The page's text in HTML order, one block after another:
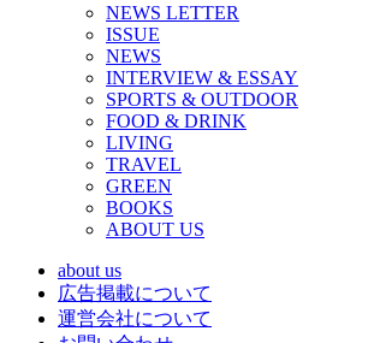
NEWS LETTER
ISSUE
NEWS
INTERVIEW & ESSAY
SPORTS & OUTDOOR
FOOD & DRINK
LIVING
TRAVEL
GREEN
BOOKS
ABOUT US
about us
広告掲載について
運営会社について